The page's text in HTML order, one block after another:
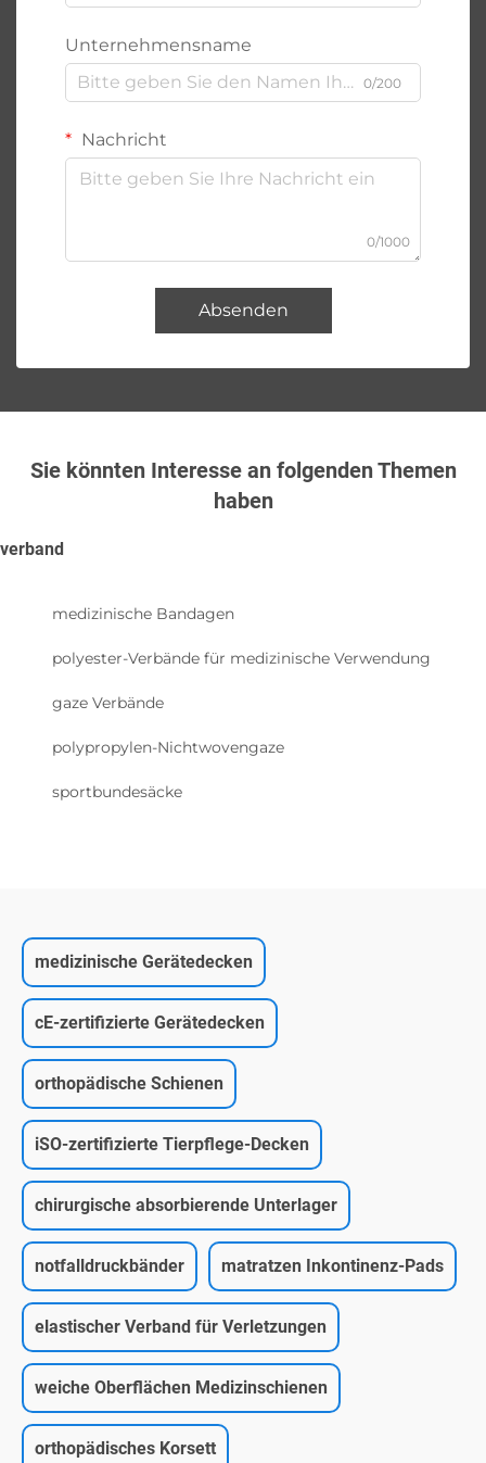
Unternehmensname
0/200
Nachricht
0/1000
Absenden
Sie könnten Interesse an folgenden Themen
haben
verband
medizinische Bandagen
polyester-Verbände für medizinische Verwendung
gaze Verbände
polypropylen-Nichtwovengaze
sportbundesäcke
medizinische Gerätedecken
cE-zertifizierte Gerätedecken
orthopädische Schienen
iSO-zertifizierte Tierpflege-Decken
chirurgische absorbierende Unterlager
notfalldruckbänder matratzen Inkontinenz-Pads
elastischer Verband für Verletzungen
weiche Oberflächen Medizinschienen
orthopädisches Korsett